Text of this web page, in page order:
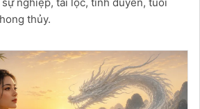
thủy.